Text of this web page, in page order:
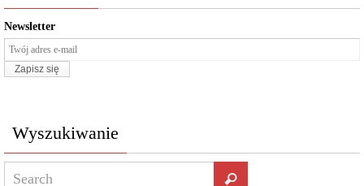
Newsletter
Wyszukiwanie